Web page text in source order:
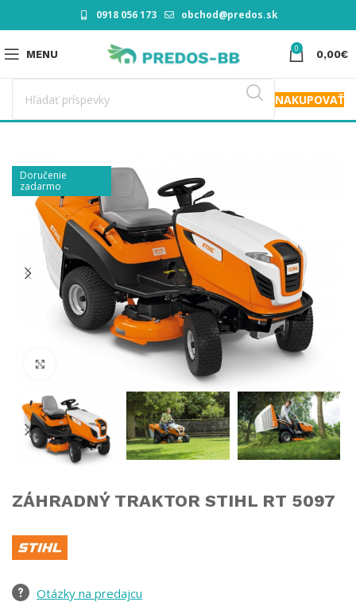
0918 056 173 obchod@predos.sk
MENU 0 0,00€
NAKUPOVAŤ
Doručenie
zadarmo
ZÁHRADNÝ TRAKTOR STIHL RT 5097
Otázky na predajcu